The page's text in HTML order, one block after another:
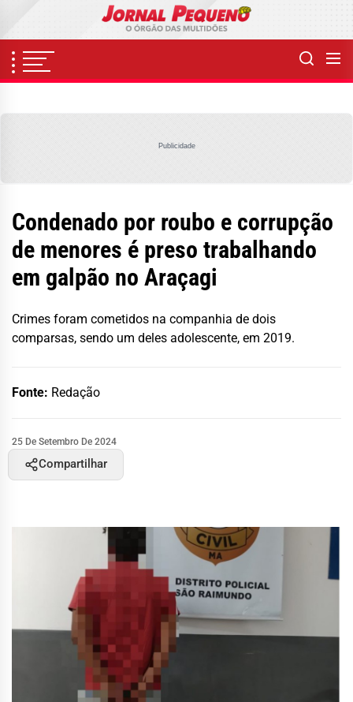
content
Publicidade
Condenado por roubo e corrupção
de menores é preso trabalhando
em galpão no Araçagi
Crimes foram cometidos na companhia de dois
comparsas, sendo um deles adolescente, em 2019.
Fonte: Redação
25 De Setembro De 2024
Compartilhar